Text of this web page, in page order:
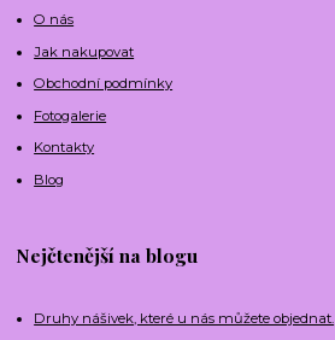
O nás
Jak nakupovat
Obchodní podmínky
Fotogalerie
Kontakty
Blog
Nejčtenější na blogu
Druhy nášivek, které u nás můžete objednat.